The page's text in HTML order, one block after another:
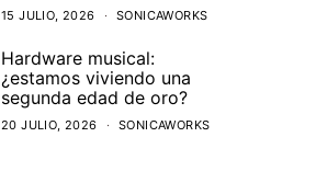
15 JULIO, 2026 SONICAWORKS
Hardware musical:
¿estamos viviendo una
segunda edad de oro?
20 JULIO, 2026 SONICAWORKS